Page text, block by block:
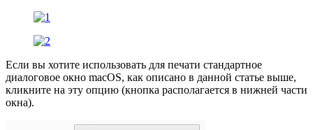
Если вы хотите использовать для печати стандартное
диалоговое окно macOS, как описано в данной статье выше,
кликните на эту опцию (кнопка располагается в нижней части
окна).